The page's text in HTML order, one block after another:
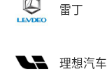
雷丁
理想汽车